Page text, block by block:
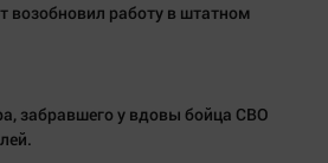
возобновил работу в штатном
забравшего у вдовы бойца СВО